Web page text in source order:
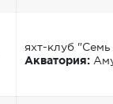
яхт-клуб
Акватория: